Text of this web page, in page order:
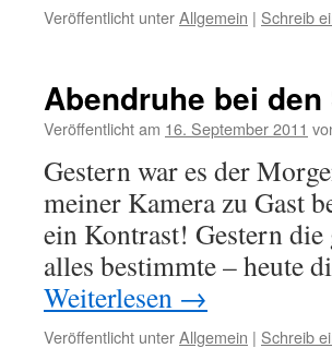
Veröffentlicht unterAllgemein | Schreib
Abendruhe bei
Veröffentlicht am 16. September 2011
Gestern war es der
meiner Kamera zu Gast
ein Kontrast! Gestern
alles bestimmte – heute
Weiterlesen →
Veröffentlicht unterAllgemein | Schreib